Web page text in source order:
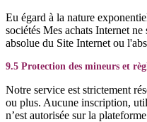
Eu égard à la nature
sociétés Mes achats Internet
absolue du Site Internet ou
9.5 Protection des mineurs et
Notre service est strictement
ou plus. Aucune inscription,
n’est autorisée sur la